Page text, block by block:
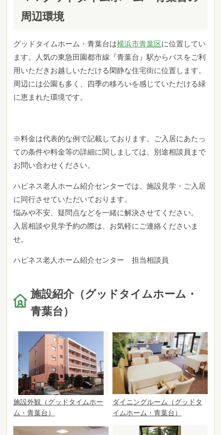
周辺環境
グッドタイムホーム・青葉台は横浜市青葉区に位置してい
ます。人気の東急田園都市線『青葉台』駅からバスをご利
用いただきお越しいただける閑静な住宅街に位置します。
周辺には公園も多く、四季の移ろいを感じていただける緑
に恵まれた環境です。
※料金は代表的な例で記載しております。ご入居にあたっ
ての条件や料金等の詳細に関しましては、別途相談員まで
お問い合わせください。
ハピネス老人ホーム紹介センターでは、施設見学・ご入居
に同行させていただいております。
悩みや不安、疑問点などを一緒に解決させてください。
入居相談や見学予約の際は、お気軽にご連絡くださいま
せ。
ハピネス老人ホーム紹介センター 担当相談員
施設紹介（グッドタイムホーム・
青葉台）
施設外観（グッドタイムホー
ム・青葉台）
ダイニングルーム（グッドタ
イムホーム・青葉台）